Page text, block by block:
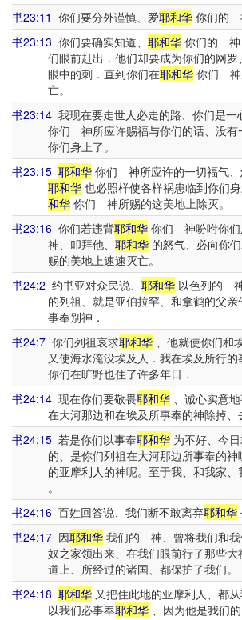
书23:11 你们要分外谨慎、爱耶和华 你们的
书23:13 你们要确实知道、 耶和华 你们的 神
们眼前赶出．他们却要成为你们的网罗
眼中的刺．直到你们在耶和华你们 神
亡。
书23:14 我现在要走世人必走的路、你们是一
你们 神所应许赐福与你们的话、没有
你们身上了。
书23:15 耶和华 你们 神所应许的一切福气、
耶和华也必照样使各样祸患临到你们
和华你们 神所赐的这美地上除灭。
书23:16 你们若违背耶和华 你们 神吩咐你们
神、叩拜他、 耶和华的怒气、必向你
赐的美地上速速灭亡。
书24:2 约书亚对众民说、 耶和华 以色列的
的列祖、就是亚伯拉罕、和拿鹤的父
事奉别神．
书24:7 你们列祖哀求耶和华 、他就使你们和
又使海水淹没埃及人．我在埃及所行的
你们在旷野也住了许多年日．
书24:14 现在你们要敬畏耶和华 、诚心实意
在大河那边和在埃及所事奉的神除掉、
书24:15 若是你们以事奉耶和华 为不好、今
的、是你们列祖在大河那边所事奉的
的亚摩利人的神呢。至于我、和我家、
。
书24:16 百姓回答说、我们断不敢离弃耶和华
书24:17 因耶和华 我们的 神、曾将我们和我
奴之家领出来、在我们眼前行了那些
道上、所经过的诸国、都保护了我们。
书24:18 耶和华 又把住此地的亚摩利人、都
以我们必事奉耶和华、因为他是我们